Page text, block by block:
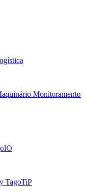
Monitoramento
TagoTiP